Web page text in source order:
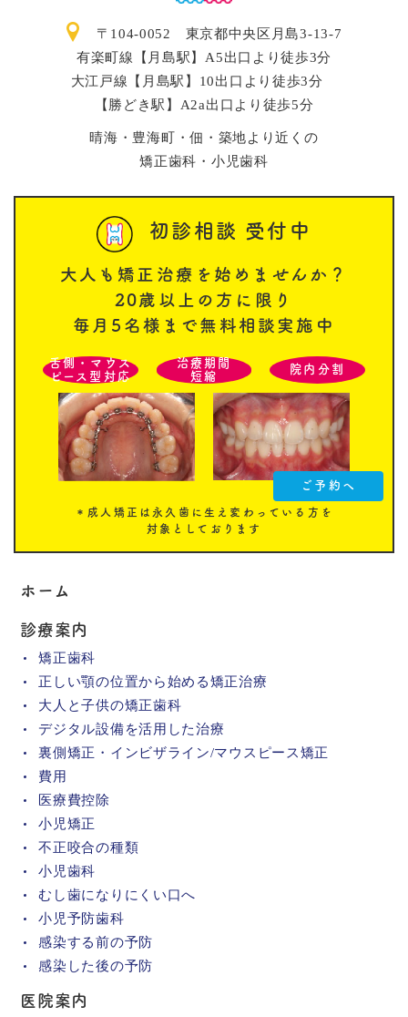
〒104-0052 東京都中央区月島3-13-7
有楽町線【月島駅】A5出口より徒歩3分
大江戸線【月島駅】10出口より徒歩3分
【勝どき駅】A2a出口より徒歩5分
晴海・豊海町・佃・築地より近くの
矯正歯科・小児歯科
初診相談 受付中
大人も矯正治療を始めませんか？
20歳以上の方に限り
毎月5名様まで無料相談実施中
舌側・マウス
ピース型対応
治療期間
短縮
院内分割
ご予約へ
＊成人矯正は永久歯に生え変わっている方を
対象としております
ホーム
診療案内
矯正歯科
正しい顎の位置から始める矯正治療
大人と子供の矯正歯科
デジタル設備を活用した治療
裏側矯正・インビザライン/マウスピース矯正
費用
医療費控除
小児矯正
不正咬合の種類
小児歯科
むし歯になりにくい口へ
小児予防歯科
感染する前の予防
感染した後の予防
医院案内